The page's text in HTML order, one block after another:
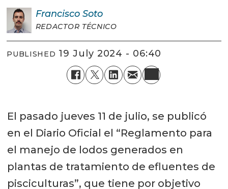
Francisco Soto
REDACTOR TÉCNICO
PUBLISHED 19 July 2024 - 06:40
El pasado jueves 11 de julio, se publicó
en el Diario Oficial el “Reglamento para
el manejo de lodos generados en
plantas de tratamiento de efluentes de
pisciculturas”, que tiene por objetivo